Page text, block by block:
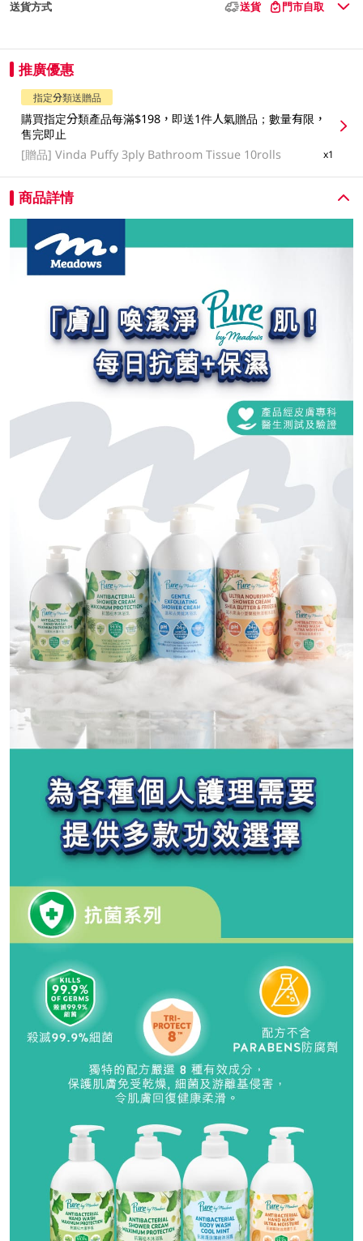
送貨方式 送貨 門市自取
推廣優惠
指定分類送贈品
購買指定分類產品每滿$198，即送1件人氣贈品；數量有限，
售完即止
[贈品]Vinda Puffy 3ply Bathroom Tissue 10rolls x1
商品詳情